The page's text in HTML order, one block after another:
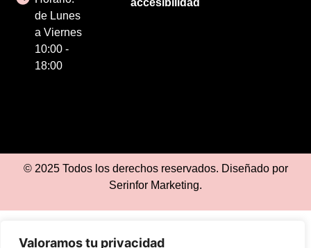
Valoramos tu privacidad
de Lunes
a Viernes
10:00 -
18:00
© 2025 Todos los derechos reservados. Diseñado por
Serinfor Marketing.